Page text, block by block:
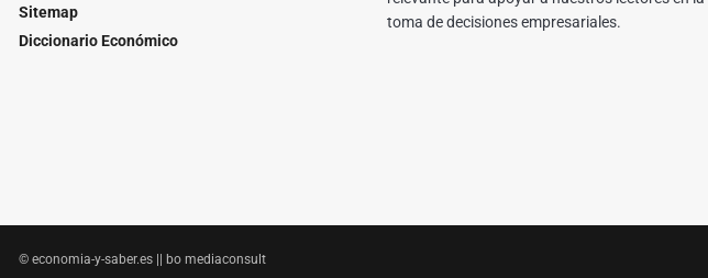
Sitemap
Diccionario Económico
toma de decisiones empresariales.
© economia-y-saber.es || bo mediaconsult